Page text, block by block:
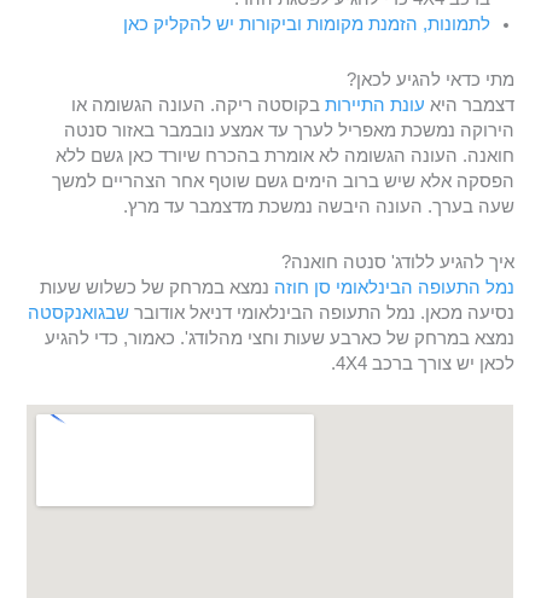
לתמונות, הזמנת מקומות וביקורות יש להקליק כאן
מתי כדאי להגיע לכאן?
דצמבר היא עונת התיירות בקוסטה ריקה. העונה הגשומה או
הירוקה נמשכת מאפריל לערך עד אמצע נובמבר באזור סנטה
חואנה. העונה הגשומה לא אומרת בהכרח שיורד כאן גשם ללא
הפסקה אלא שיש ברוב הימים גשם שוטף אחר הצהריים למשך
שעה בערך. העונה היבשה נמשכת מדצמבר עד מרץ.
איך להגיע ללודג' סנטה חואנה?
נמל התעופה הבינלאומי סן חוזה נמצא במרחק של כשלוש שעות
נסיעה מכאן. נמל התעופה הבינלאומי דניאל אודוברשבגואנקסטה
נמצא במרחק של כארבע שעות וחצי מהלודג'. כאמור, כדי להגיע
לכאן יש צורך ברכב 4X4.